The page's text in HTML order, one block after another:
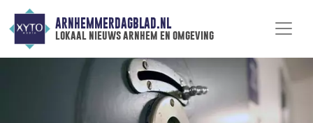
ARNHEMMERDAGBLAD.NL
lokaal nieuws arnhem en omgeving